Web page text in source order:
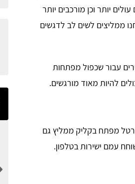
יותר וכן מורכבים יותר
ממליצים לשים לב לדגשים
עבור שכפול מפתחות
להיות מאוד מורגשים.
מפתח בקליק ממליץ גם
עמם ישירות בטלפון.
Levi Shaul